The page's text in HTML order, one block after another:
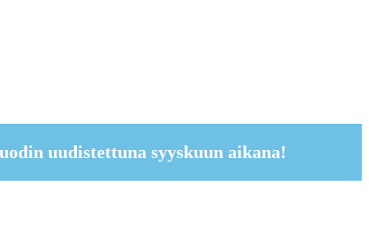
uudistettuna syyskuun aikana!